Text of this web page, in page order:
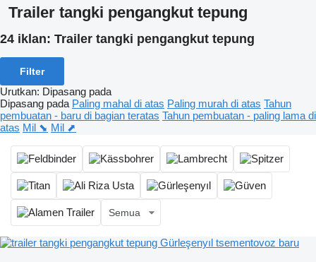
Trailer tangki pengangkut tepung
24 iklan: Trailer tangki pengangkut tepung
Filter
Urutkan: Dipasang pada
Dipasang pada Paling mahal di atas Paling murah di atas Tahun
pembuatan - baru di bagian teratas Tahun pembuatan - paling lama di
atas Mil ⬊ Mil ⬈
Semua